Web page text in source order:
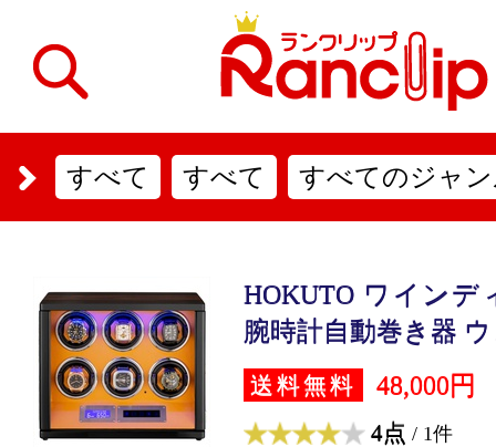
すべて すべて すべてのジャ
HOKUTO ワイン
腕時計自動巻き器
送料無料 48,000円
4点 / 1件